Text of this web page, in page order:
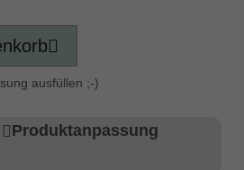
ausfüllen ;-)
Produktanpassung